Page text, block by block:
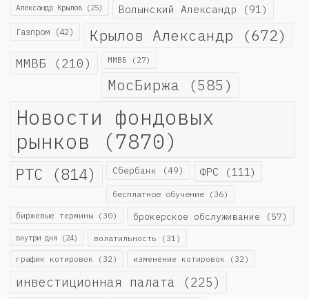
Александр Крылов (25) Волынский Александр (91)
Газпром (42) Крылов Александр (672)
ММВБ (210) ММВБ (27)
МосБиржа (585)
Новости фондовых
рынков (7870)
РТС (814) Сбербанк (49) ФРС (111)
бесплатное обучение (36)
биржевые термины (30) брокерское обслуживание (57)
внутри дня (24) волатильность (31)
график котировок (32) изменение котировок (32)
инвестиционная палата (225)